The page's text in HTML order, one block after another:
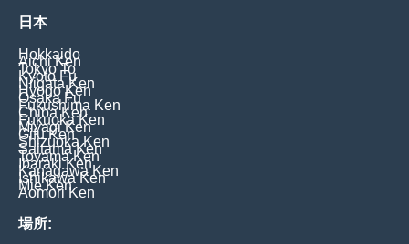
日本
Hokkaido
Aichi Ken
Tokyo To
Kyoto Fu
Niigata Ken
Hyogo Ken
Osaka Fu
Fukushima Ken
Chiba Ken
Fukuoka Ken
Miyagi Ken
Gifu Ken
Shizuoka Ken
Saitama Ken
Toyama Ken
Ibaraki Ken
Kanagawa Ken
Ishikawa Ken
Mie Ken
Aomori Ken
場所: